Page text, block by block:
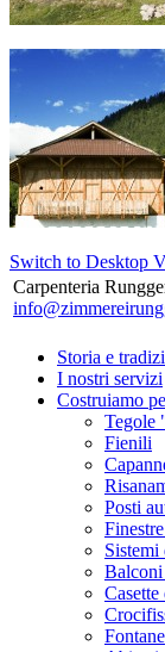
Switch to Desktop
Carpenteria
Storia e
I nostri servizi
Costruiamo
Tegole
Fienili
Posti
Sistemi
Balconi
Fontane